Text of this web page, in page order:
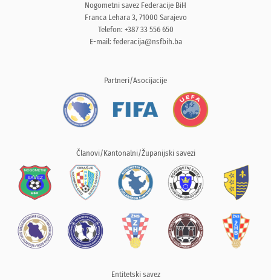
Nogometni savez Federacije BiH
Franca Lehara 3, 71000 Sarajevo
Telefon: +387 33 556 650
E-mail: federacija@nsfbih.ba
Partneri/Asocijacije
Članovi/Kantonalni/Županijski savezi
Entitetski savez